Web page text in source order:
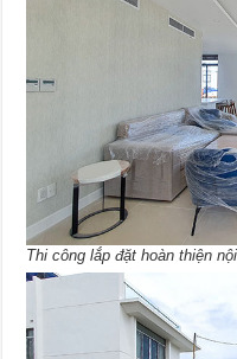
Thi công lắp đặt hoàn thiện